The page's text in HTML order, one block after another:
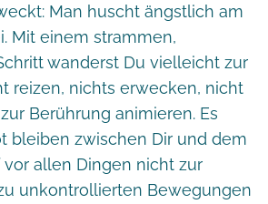
Man huscht ängstlich am
Mit einem strammen,
wanderst Du vielleicht zur
reizen, nichts erwecken, nicht
Berührung animieren. Es
bleiben zwischen Dir und dem
vor allen Dingen nicht zur
unkontrollierten Bewegungen